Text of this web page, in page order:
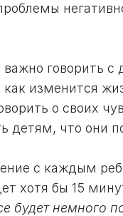
говорить с
изменится
о своих
детям, что они
с каждым
хотя бы 15
будет немного